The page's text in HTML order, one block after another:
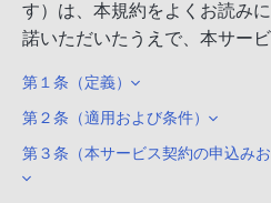
す）は、本規約をよくお読み
諾いただいたうえで、本サー
第１条（定義）
第２条（適用および条件）
第３条（本サービス契約の申込み